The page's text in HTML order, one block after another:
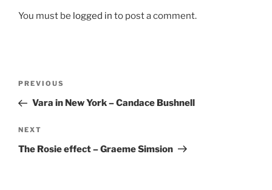
You must be logged in to post a comment.
Previous
Post
PREVIOUS
Vara in New York – Candace Bushnell
Next
Post
NEXT
The Rosie effect – Graeme Simsion